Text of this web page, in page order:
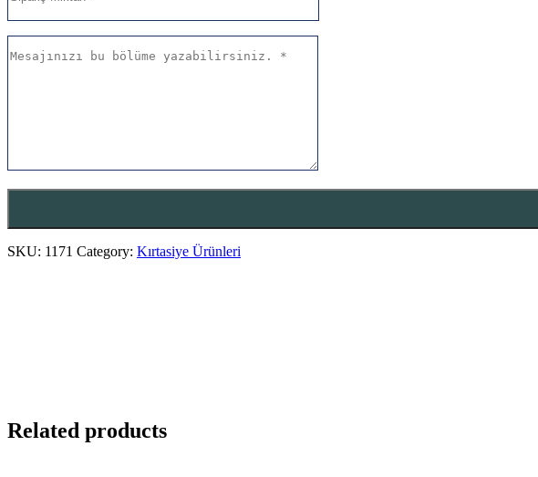
SKU: 1171 Category: Kırtasiye Ürünleri
Related products